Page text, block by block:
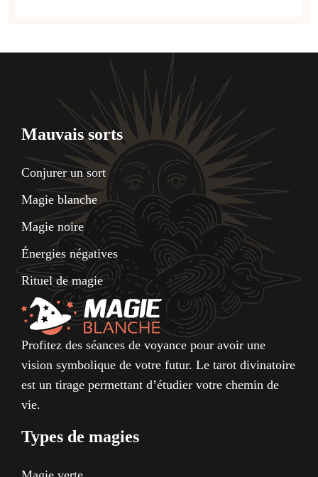
Mauvais sorts
Conjurer un sort
Magie blanche
Magie noire
Énergies négatives
Rituel de magie
Profitez des séances de voyance pour avoir une
vision symbolique de votre futur. Le tarot divinatoire
est un tirage permettant d’étudier votre chemin de
vie.
Types de magies